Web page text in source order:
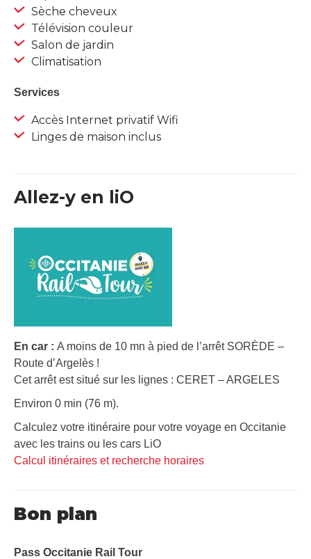
Sèche cheveux
Télévision couleur
Salon de jardin
Climatisation
Services
Accès Internet privatif Wifi
Linges de maison inclus
Allez-y en liO
En car : A moins de 10 mn à pied de l’arrêt SORÈDE –
Route d’Argelès !
Cet arrêt est situé sur les lignes : CERET – ARGELES
Environ 0 min (76 m).
Calculez votre itinéraire pour votre voyage en Occitanie
avec les trains ou les cars LiO
Calcul itinéraires et recherche horaires
Bon plan
Pass Occitanie Rail Tour​